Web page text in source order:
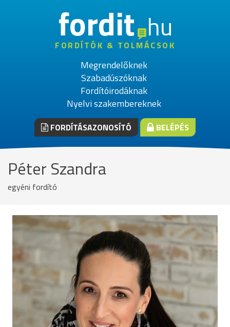
fordithu
FORDÍTÓK & TOLMÁCSOK
Megrendelőknek
Szabadúszóknak
Fordítóirodáknak
Nyelvi szakembereknek
FORDÍTÁSAZONOSÍTÓ BELÉPÉS
Péter Szandra
egyéni fordító